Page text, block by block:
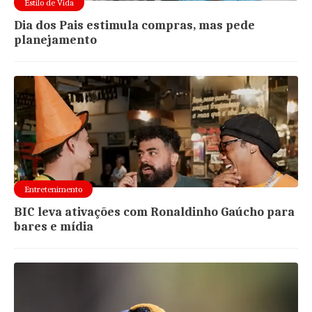
Estilo de Vida
Dia dos Pais estimula compras, mas pede
planejamento
Entretenimento
BIC leva ativações com Ronaldinho Gaúcho para
bares e mídia